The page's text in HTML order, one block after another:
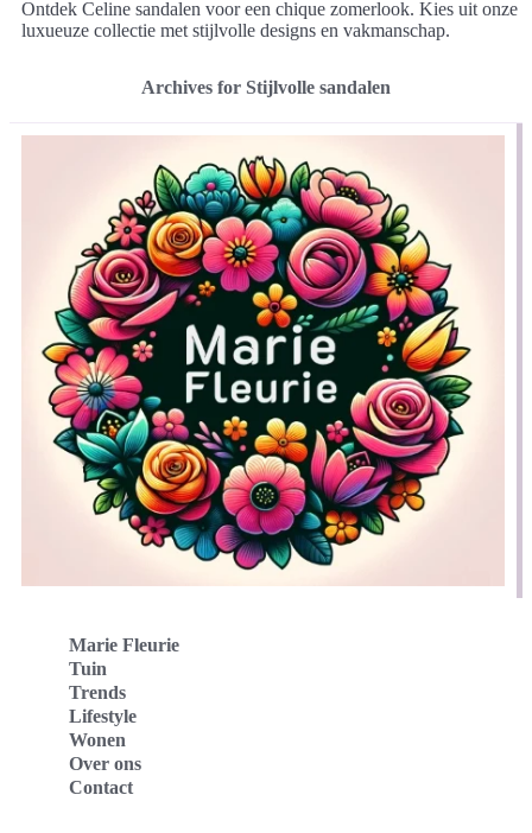
Ontdek Celine sandalen voor een chique zomerlook. Kies uit onze
luxueuze collectie met stijlvolle designs en vakmanschap.
Archives for Stijlvolle sandalen
Marie Fleurie
Tuin
Trends
Lifestyle
Wonen
Over ons
Contact